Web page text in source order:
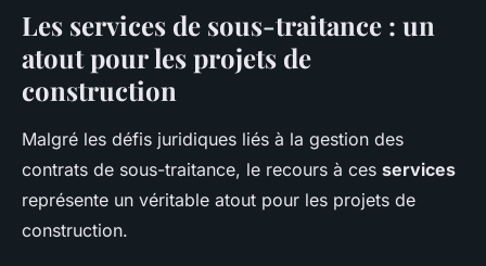
Les services de sous-traitance : un
atout pour les projets de
construction
Malgré les défis juridiques liés à la gestion des
contrats de sous-traitance, le recours à ces services
représente un véritable atout pour les projets de
construction.